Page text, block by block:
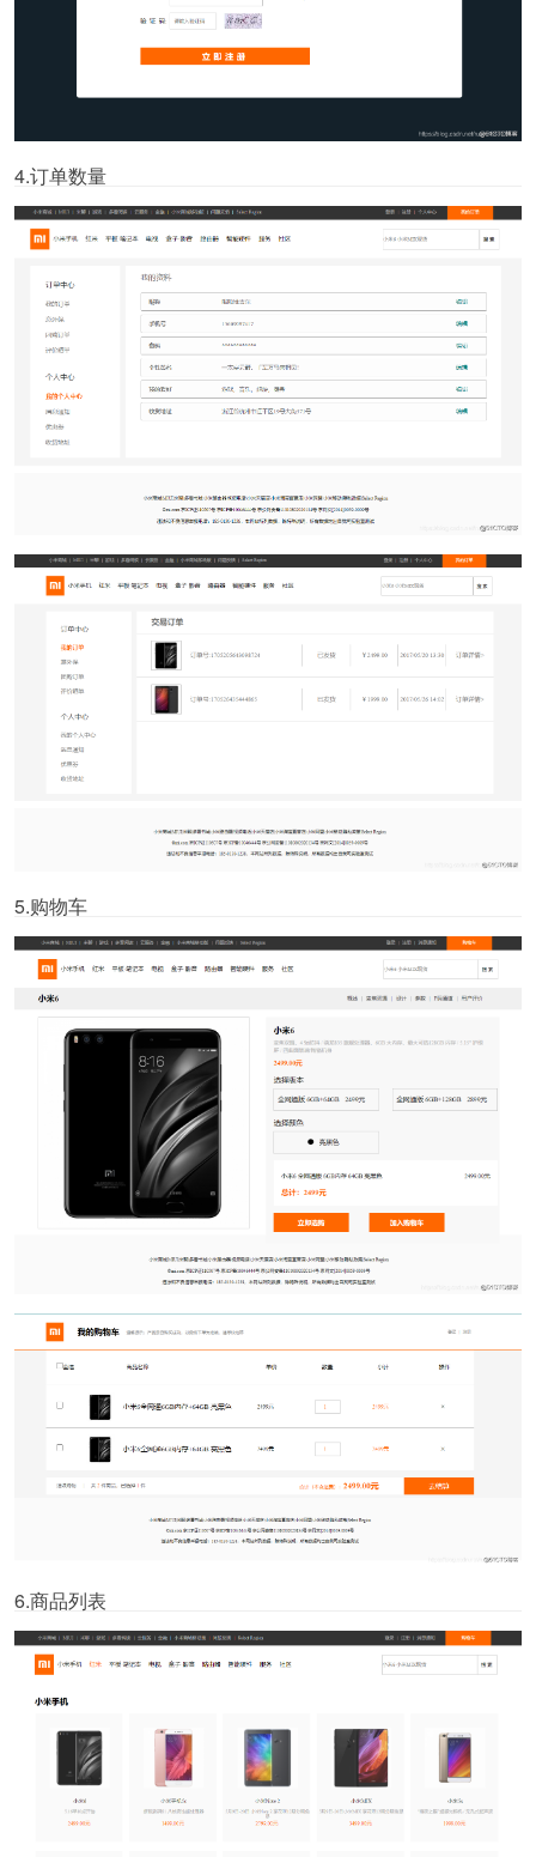
4.订单数量
5.购物车
6.商品列表